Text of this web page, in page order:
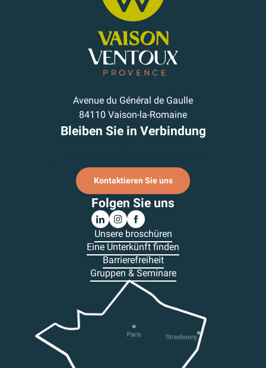
Avenue du Général de Gaulle
84110 Vaison-la-Romaine
Bleiben Sie in Verbindung
Kontaktieren Sie uns
Folgen Sie uns
Unsere broschüren
Eine Unterkünft finden
Barrierefreiheit
Gruppen & Seminare